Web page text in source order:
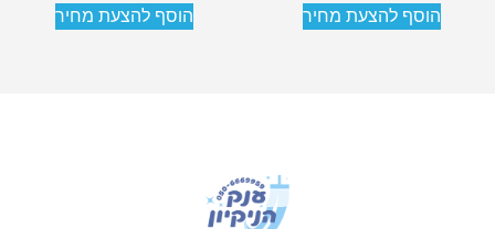
הוסף להצעת מחיר הוסף להצעת מחיר